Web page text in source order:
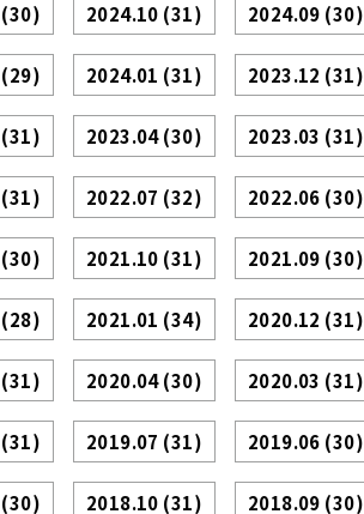
(30) 2024.10 (31) 2024.09 (30)
(29) 2024.01 (31) 2023.12 (31)
(31) 2023.04(30) 2023.03 (31)
(31) 2022.07 (32) 2022.06 (30)
(30) 2021.10 (31) 2021.09 (30)
(28) 2021.01 (34) 2020.12 (31)
(31) 2020.04(30) 2020.03 (31)
(31) 2019.07 (31) 2019.06 (30)
(30) 2018.10 (31) 2018.09 (30)